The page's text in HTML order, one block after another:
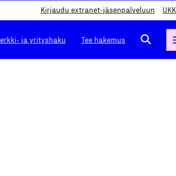
Kirjaudu extranet-jäsenpalveluun UKK
ja yrityshaku Tee hakemus